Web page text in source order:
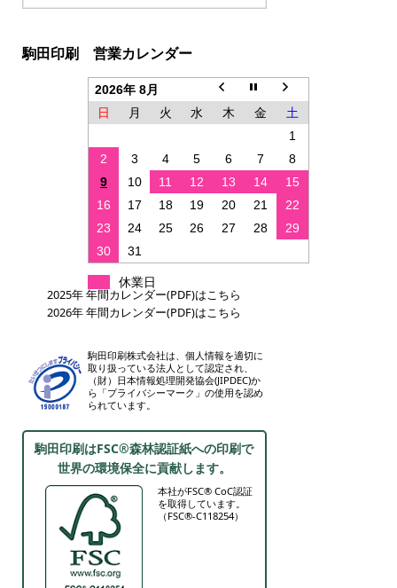
駒田印刷 営業カレンダー
2026年 8月
日
月 火 水 木 金
土
1
2
3 4 5 6 7
8
9
10 11 12 13 14
15
16
17 18 19 20 21
22
23
24 25 26 27 28
29
30
31
休業日
2025年 年間カレンダー(PDF)はこちら
2026年 年間カレンダー(PDF)はこちら
駒田印刷株式会社は、個人情報を適切に
取り扱っている法人として認定され、
（財）日本情報処理開発協会(JIPDEC)か
ら「プライバシーマーク」の使用を認め
られています。
駒田印刷はFSC®森林認証紙への印刷で
世界の環境保全に貢献します。
本社がFSC® CoC認証
を取得しています。
（FSC®-C118254）